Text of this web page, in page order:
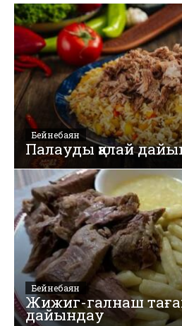
Бейнебаян
Палауды қалай
Бейнебаян
Жижиг-галнаш
дайындау